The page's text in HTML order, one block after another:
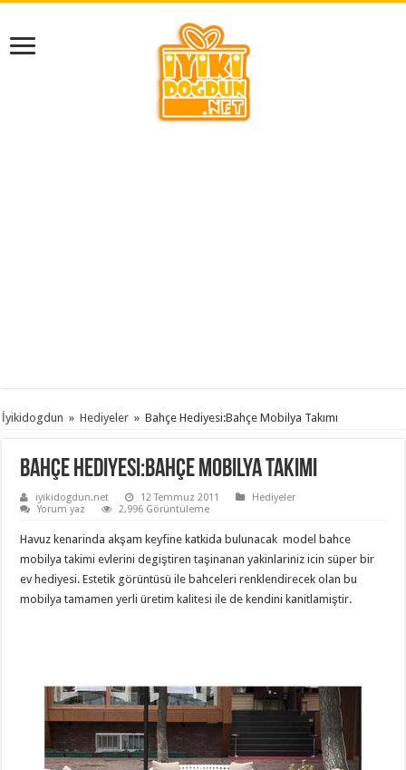
İyikidogdun » Hediyeler » Bahçe Hediyesi:Bahçe Mobilya Takımı
Bahçe Hediyesi:Bahçe Mobilya Takımı
iyikidogdun.net 12 Temmuz 2011
Hediyeler
Yorum yaz
2,996 Görüntüleme
Havuz kenarinda akşam keyfine katkida bulunacak model bahce
mobilya takimi evlerini degiştiren taşinanan yakinlariniz icin süper bir
ev hediyesi. Estetik görüntüsü ile bahceleri renklendirecek olan bu
mobilya tamamen yerli üretim kalitesi ile de kendini kanitlamiştir.